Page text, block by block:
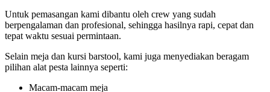
Untuk pemasangan kami dibantu oleh crew yang sudah
berpengalaman dan profesional, sehingga hasilnya rapi, cepat dan
tepat waktu sesuai permintaan.
Selain meja dan kursi barstool, kami juga menyediakan beragam
pilihan alat pesta lainnya seperti:
Macam-macam meja